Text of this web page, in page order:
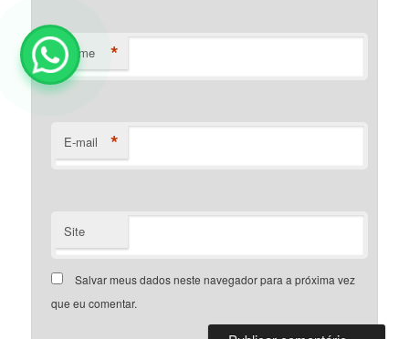
Nome *
E-mail *
Site
Salvar meus dados neste navegador para a próxima vez
que eu comentar.